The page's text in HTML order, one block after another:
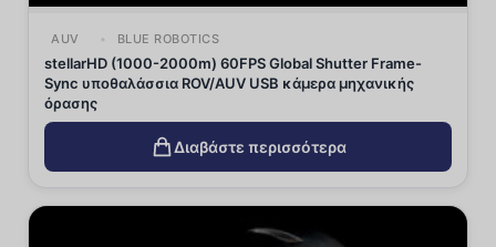
AUV BLUE ROBOTICS
stellarHD (1000-2000m) 60FPS Global Shutter Frame-
Sync υποθαλάσσια ROV/AUV USB κάμερα μηχανικής
όρασης
Διαβάστε περισσότερα